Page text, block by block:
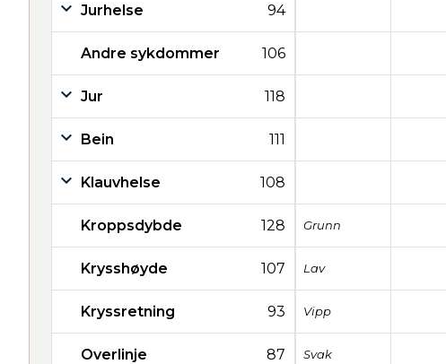
Jurhelse 94
Andre sykdommer 106
Jur 118
Bein 111
Klauvhelse 108
Kroppsdybde 128 Grunn
Krysshøyde 107 Lav
Kryssretning 93 Vipp
Overlinje 87 Svak